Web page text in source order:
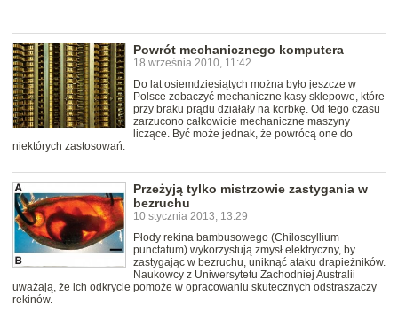
Powrót mechanicznego komputera
18 września 2010, 11:42
Do lat osiemdziesiątych można było jeszcze w
Polsce zobaczyć mechaniczne kasy sklepowe, które
przy braku prądu działały na korbkę. Od tego czasu
zarzucono całkowicie mechaniczne maszyny
liczące. Być może jednak, że powrócą one do
niektórych zastosowań.
Przeżyją tylko mistrzowie zastygania w
bezruchu
10 stycznia 2013, 13:29
Płody rekina bambusowego (Chiloscyllium
punctatum) wykorzystują zmysł elektryczny, by
zastygając w bezruchu, uniknąć ataku drapieżników.
Naukowcy z Uniwersytetu Zachodniej Australii
uważają, że ich odkrycie pomoże w opracowaniu skutecznych odstraszaczy
rekinów.